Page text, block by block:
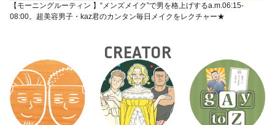
【モーニングルーティン 】“メンズメイク”で男を格上げするa.m.06:15-
08:00。超美容男子・kaz君のカンタン毎日メイクをレクチャー★
CREATOR